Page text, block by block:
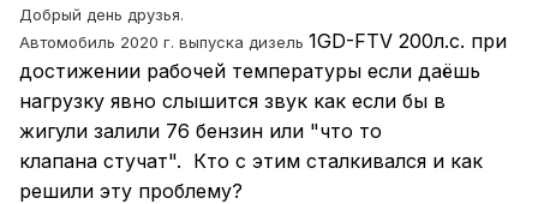
Добрый день друзья.
Автомобиль 2020 г. выпуска дизель 1GD-FTV 200л.с. при
достижении рабочей температуры если даёшь
нагрузку явно слышится звук как если бы в
жигули залили 76 бензин или "что то
клапана стучат". Кто с этим сталкивался и как
решили эту проблему?